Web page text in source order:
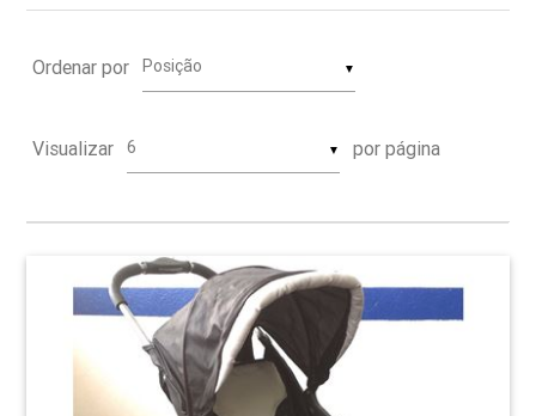
Ordenar por ▼
Visualizar ▼ por página